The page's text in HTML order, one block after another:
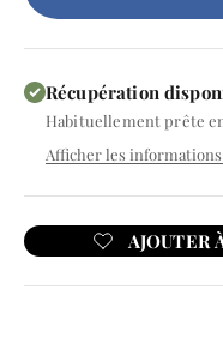
Récupération
Habituellement prête
Afficher les